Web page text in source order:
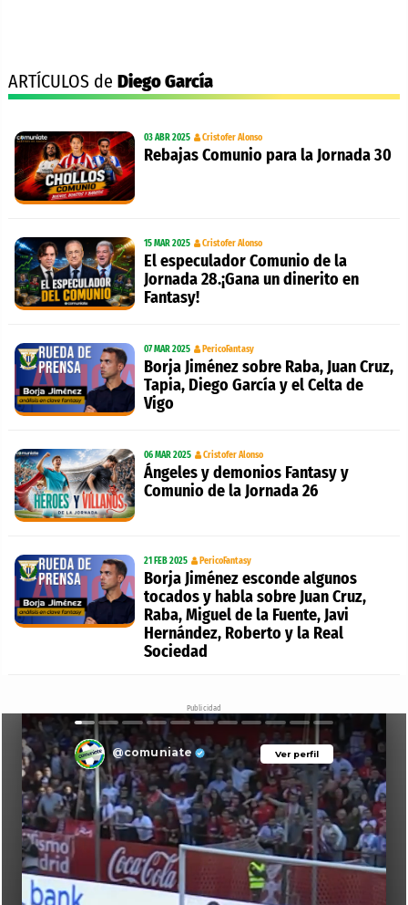
ARTÍCULOS de Diego García
03 ABR 2025 Cristofer Alonso
Rebajas Comunio para la Jornada 30
15 MAR 2025 Cristofer Alonso
El especulador Comunio de la
Jornada 28.¡Gana un dinerito en
Fantasy!
07 MAR 2025 PericoFantasy
Borja Jiménez sobre Raba, Juan Cruz,
Tapia, Diego García y el Celta de
Vigo
06 MAR 2025 Cristofer Alonso
Ángeles y demonios Fantasy y
Comunio de la Jornada 26
21 FEB 2025 PericoFantasy
Borja Jiménez esconde algunos
tocados y habla sobre Juan Cruz,
Raba, Miguel de la Fuente, Javi
Hernández, Roberto y la Real
Sociedad
Publicidad
Ver perfil
@comuniate Ver perfil